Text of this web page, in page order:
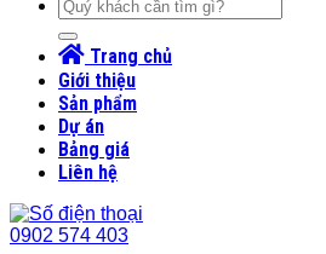
kiếm:
Trang chủ
Giới thiệu
Sản phẩm
Dự án
Bảng giá
Liên hệ
0902 574 403